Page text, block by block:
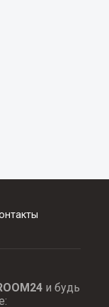
и будь